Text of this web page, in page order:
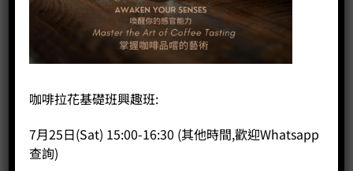
咖啡器具品牌 / SIMPLE LAB
氣壓式隨身瓶 550ml
氣壓式隨身瓶 550ml 數量
咖啡拉花基礎班興趣班:
7月25日(Sat) 15:00-16:30 (其他時間,歡迎Whatsapp
查詢)